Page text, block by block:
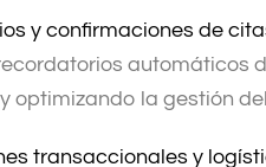
y confirmaciones de
automáticos
optimizando la gestión
transaccionales y